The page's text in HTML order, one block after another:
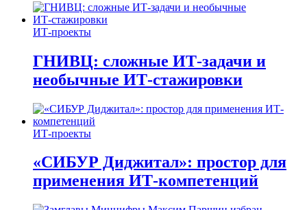
ИТ-проекты
ГНИВЦ: сложные ИТ‑задачи и
необычные ИТ‑стажировки
ИТ-проекты
«СИБУР Диджитал»: простор для
применения ИТ-компетенций